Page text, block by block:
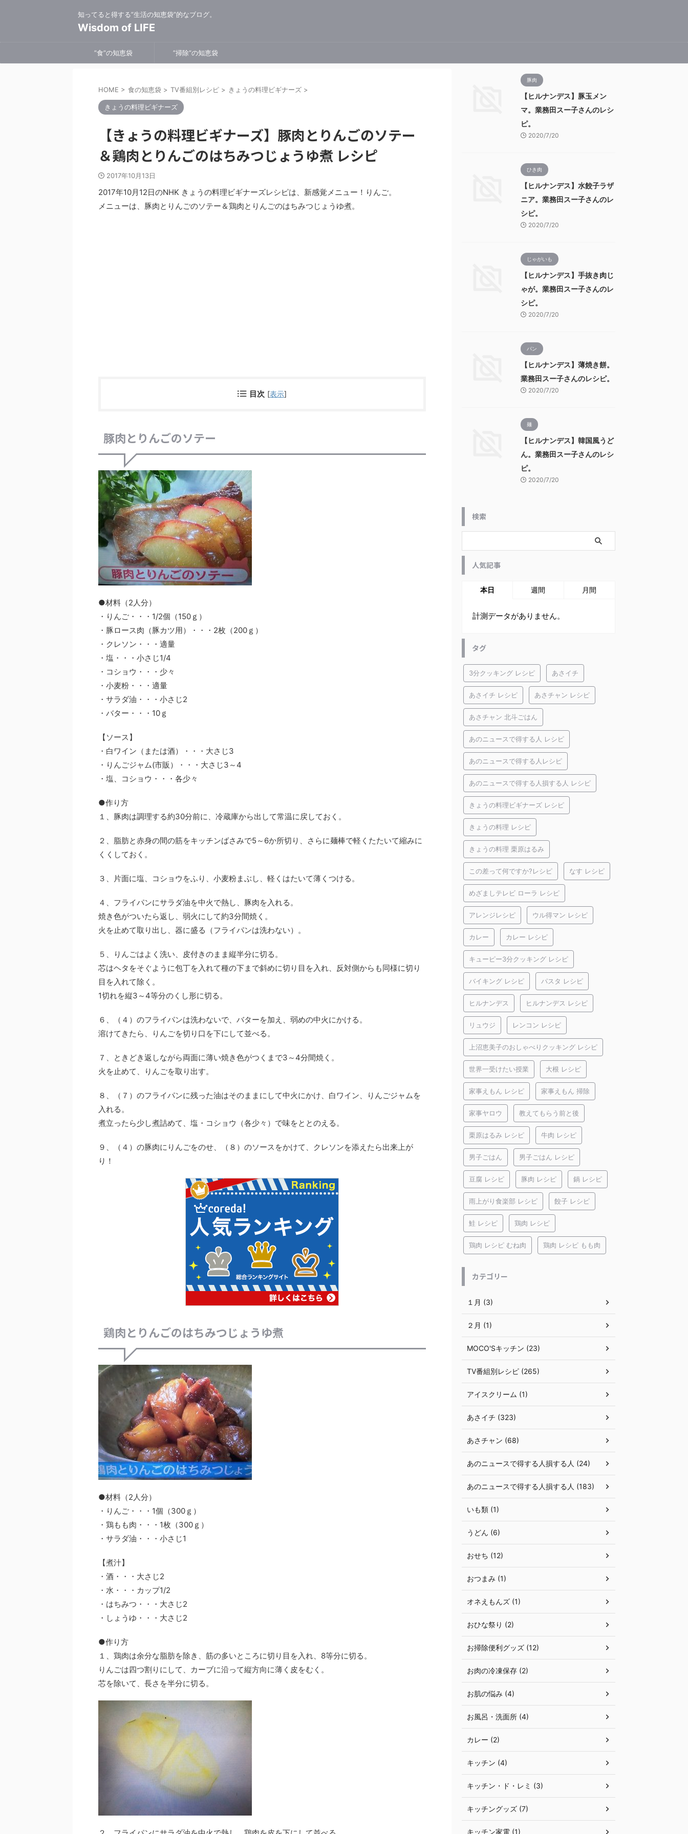
知ってると得する”生活の知恵袋”的なブログ。
Wisdom of LIFE
”食”の知恵袋 ”掃除”の知恵袋
HOME > 食の知恵袋 > TV番組別レシピ > きょうの料理ビギナーズ >
きょうの料理ビギナーズ
【きょうの料理ビギナーズ】豚肉とりんごのソテー
＆鶏肉とりんごのはちみつじょうゆ煮 レシピ
2017年10月13日
2017年10月12日のNHK きょうの料理ビギナーズレシピは、新感覚メニュー！りんご。
メニューは、豚肉とりんごのソテー＆鶏肉とりんごのはちみつじょうゆ煮。
目次 [表示]
豚肉とりんごのソテー
●材料（2人分）
・りんご・・・1/2個（150ｇ）
・豚ロース肉（豚カツ用）・・・2枚（200ｇ）
・クレソン・・・適量
・塩・・・小さじ1/4
・コショウ・・・少々
・小麦粉・・・適量
・サラダ油・・・小さじ2
・バター・・・10ｇ
【ソース】
・白ワイン（または酒）・・・大さじ3
・りんごジャム(市販）・・・大さじ3～4
・塩、コショウ・・・各少々
●作り方
１、豚肉は調理する約30分前に、冷蔵庫から出して常温に戻しておく。
２、脂肪と赤身の間の筋をキッチンばさみで5～6か所切り、さらに麺棒で軽くたたいて縮みに
くくしておく。
３、片面に塩、コショウをふり、小麦粉まぶし、軽くはたいて薄くつける。
４、フライパンにサラダ油を中火で熱し、豚肉を入れる。
焼き色がついたら返し、弱火にして約3分間焼く。
火を止めて取り出し、器に盛る（フライパンは洗わない）。
５、りんごはよく洗い、皮付きのまま縦半分に切る。
芯はヘタをそぐように包丁を入れて種の下まで斜めに切り目を入れ、反対側からも同様に切り
目を入れて除く。
1切れを縦3～4等分のくし形に切る。
６、（４）のフライパンは洗わないで、バターを加え、弱めの中火にかける。
溶けてきたら、りんごを切り口を下にして並べる。
７、ときどき返しながら両面に薄い焼き色がつくまで3～4分間焼く。
火を止めて、りんごを取り出す。
８、（７）のフライパンに残った油はそのままにして中火にかけ、白ワイン、りんごジャムを
入れる。
煮立ったら少し煮詰めて、塩・コショウ（各少々）で味をととのえる。
９、（４）の豚肉にりんごをのせ、（８）のソースをかけて、クレソンを添えたら出来上が
り！
鶏肉とりんごのはちみつじょうゆ煮
●材料（2人分）
・りんご・・・1個（300ｇ）
・鶏もも肉・・・1枚（300ｇ）
・サラダ油・・・小さじ1
【煮汁】
・酒・・・大さじ2
・水・・・カップ1/2
・はちみつ・・・大さじ2
・しょうゆ・・・大さじ2
●作り方
１、鶏肉は余分な脂肪を除き、筋の多いところに切り目を入れ、8等分に切る。
りんごは四つ割りにして、カーブに沿って縦方向に薄く皮をむく。
芯を除いて、長さを半分に切る。
豚肉
【ヒルナンデス】豚玉メン
マ。業務田スー子さんのレシ
ピ。
2020/7/20
ひき肉
【ヒルナンデス】水餃子ラザ
ニア。業務田スー子さんのレ
シピ。
2020/7/20
じゃがいも
【ヒルナンデス】手抜き肉じ
ゃが。業務田スー子さんのレ
シピ。
2020/7/20
パン
【ヒルナンデス】薄焼き餅。
業務田スー子さんのレシピ。
2020/7/20
麺
【ヒルナンデス】韓国風うど
ん。業務田スー子さんのレシ
ピ。
2020/7/20
検索
人気記事
本日 週間 月間
計測データがありません。
タグ
3分クッキング レシピ あさイチ
あさイチ レシピ あさチャン レシピ
あさチャン 北斗ごはん
あのニュースで得する人 レシピ
あのニュースで得する人レシピ
あのニュースで得する人損する人 レシピ
きょうの料理ビギナーズ レシピ
きょうの料理 レシピ
きょうの料理 栗原はるみ
この差って何ですか?レシピ なす レシピ
めざましテレビ ローラ レシピ
アレンジレシピ ウル得マン レシピ
カレー カレー レシピ
キューピー3分クッキング レシピ
バイキング レシピ パスタ レシピ
ヒルナンデス ヒルナンデス レシピ
リュウジ レンコン レシピ
上沼恵美子のおしゃべりクッキング レシピ
世界一受けたい授業 大根 レシピ
家事えもん レシピ 家事えもん 掃除
家事ヤロウ 教えてもらう前と後
栗原はるみ レシピ 牛肉 レシピ
男子ごはん 男子ごはん レシピ
豆腐 レシピ 豚肉 レシピ 鍋 レシピ
雨上がり食楽部 レシピ 餃子 レシピ
鮭 レシピ 鶏肉 レシピ
鶏肉 レシピ むね肉 鶏肉 レシピ もも肉
カテゴリー
１月 (3)
２月 (1)
MOCO'Sキッチン (23)
TV番組別レシピ (265)
アイスクリーム (1)
あさイチ (323)
あさチャン (68)
あのニュースで得する人損する人 (24)
あのニュースで得する人損する人 (183)
いも類 (1)
うどん (6)
おせち (12)
おつまみ (1)
オネえもんズ (1)
おひな祭り (2)
お掃除便利グッズ (12)
お肉の冷凍保存 (2)
お肌の悩み (4)
お風呂・洗面所 (4)
カレー (2)
キッチン (4)
キッチン・ド・レミ (3)
キッチングッズ (7)
キッチン家電 (1)